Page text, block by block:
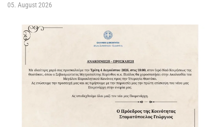
05. August 2026